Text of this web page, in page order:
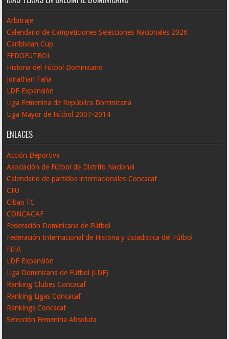
Arbitraje
Calendario de Campeticiones Selecciones Nacionales 2026
Caribbean Cup
FEDOFUTBOL
Historia del Fútbol Dominicano
Jonathan Faña
LDF-Expansión
Liga Femenina de República Dominicana
Liga Mayor de Fútbol 2007-2014
ENLACES
Acción Deportiva
Asociación de Fútbol de Distrito Nacional
Calendario de partidos internacionales-Concacaf
CFU
Cibao FC
CONCACAF
Federación Dominicana de Fútbol
Federación Internacional de Historia y Estadistica del Fútbol
FIFA
LDF-Expansión
Liga Dominicana de Fútbol (LDF)
Ranking Clubes Concacaf
Ranking Ligas Concacaf
Rankings Concacaf
Selección Femenina Absoluta